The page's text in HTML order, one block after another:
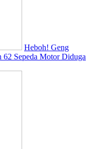
Heboh! Geng
Sepeda Motor Diduga